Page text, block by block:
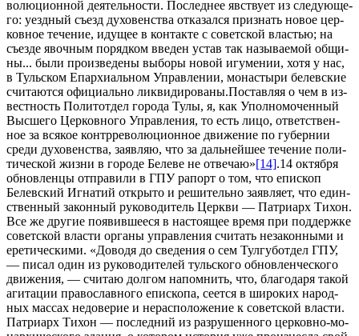
во­лю­ци­он­ной де­я­тель­но­сти. По­след­нее яв­ству­ет из сле­ду­ю­ще­
го: уезд­ный съезд ду­хо­вен­ства от­ка­зал­ся при­знать но­вое цер­
ков­ное те­че­ние, иду­щее в кон­так­те с со­вет­ской вла­стью; на
съез­де явоч­ным по­ряд­ком вве­ден устав так на­зы­ва­е­мой об­щи­
ны... бы­ли про­из­ве­де­ны вы­бо­ры но­вой игу­ме­нии, хо­тя у нас,
в Туль­ском Епар­хи­аль­ном Управ­ле­нии, мо­на­сты­ри белев­ские
счи­та­ют­ся офи­ци­аль­но лик­ви­ди­ро­ва­ны.По­став­ляя о чем в из­
вест­ность По­лит­от­дел го­ро­да Ту­лы, я, как Упол­но­мо­чен­ный
Выс­ше­го Цер­ков­но­го Управ­ле­ния, то есть ли­цо, от­вет­ствен­
ное за вся­кое контр­ре­во­лю­ци­он­ное дви­же­ние по гу­бер­нии
сре­ди ду­хо­вен­ства, за­яв­ляю, что за даль­ней­шее те­че­ние по­ли­
ти­че­ской жиз­ни в го­ро­де Беле­ве не от­ве­чаю»[14].14 ок­тяб­ря
об­нов­лен­цы от­пра­ви­ли в ГПУ ра­порт о том, что епи­скоп
Белев­ский Иг­на­тий от­кры­то и ре­ши­тель­но за­яв­ля­ет, что един­
ствен­ный за­кон­ный ру­ко­во­ди­тель Церк­ви — Пат­ри­арх Ти­хон.
Все же дру­гие по­явив­ше­е­ся в на­сто­я­щее вре­мя при под­держ­ке
со­вет­ской вла­сти ор­га­ны управ­ле­ния счи­тать неза­кон­ны­ми и
ере­ти­че­ски­ми. «До­во­дя до све­де­ния о сем Тул­гу­б­от­дел ГПУ,
— пи­сал один из ру­ко­во­ди­те­лей туль­ско­го об­нов­лен­че­ско­го
дви­же­ния, — счи­таю дол­гом на­пом­нить, что, бла­го­да­ря та­кой
аги­та­ции пра­во­слав­но­го епи­ско­па, се­ет­ся в ши­ро­ких на­род­
ных мас­сах недо­ве­рие и нерас­по­ло­же­ние к со­вет­ской вла­сти.
Пат­ри­арх Ти­хон — по­след­ний из раз­ру­шен­но­го цер­ков­но-мо­